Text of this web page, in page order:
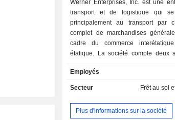
Werner Enterprises, Inc. est une
transport et de logistique qui se
principalement au transport par
complet de marchandises
cadre du commerce
étatique. La société compte deux
Werner Logistics. Le segment «
propose des services de
spécifique, généralement un
distribution de détail ou un site de
Employés
Secteur Frêt au sol
Plus d'informations sur la société